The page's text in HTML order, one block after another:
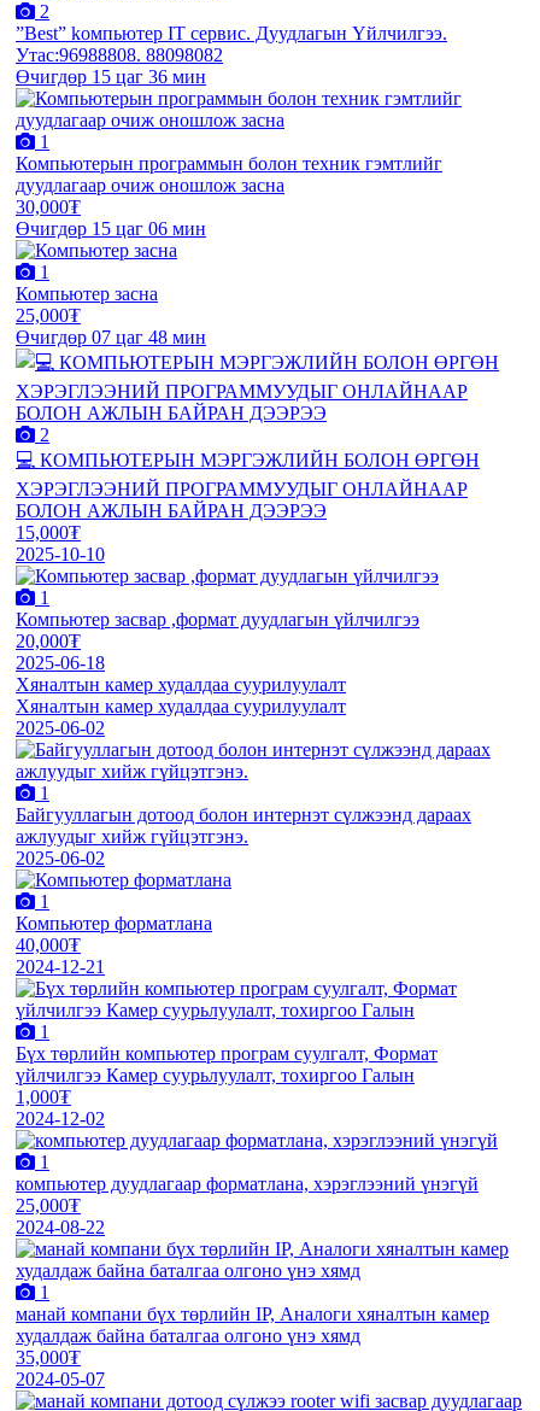
2
”Best” kомпьютер IT сервис. Дуудлагын Үйлчилгээ.
Утас:96988808. 88098082
Өчигдөр 15 цаг 36 мин
1
Компьютерын программын болон техник гэмтлийг
дуудлагаар очиж оношлож засна
30,000₮
Өчигдөр 15 цаг 06 мин
1
Компьютер засна
25,000₮
Өчигдөр 07 цаг 48 мин
2
💻 КОМПЬЮТЕРЫН МЭРГЭЖЛИЙН БОЛОН ӨРГӨН
ХЭРЭГЛЭЭНИЙ ПРОГРАММУУДЫГ ОНЛАЙНААР
БОЛОН АЖЛЫН БАЙРАН ДЭЭРЭЭ
15,000₮
2025-10-10
1
Компьютер засвар ,формат дуудлагын үйлчилгээ
20,000₮
2025-06-18
Хяналтын камер худалдаа суурилуулалт
Хяналтын камер худалдаа суурилуулалт
2025-06-02
1
Байгууллагын дотоод болон интернэт сүлжээнд дараах
ажлуудыг хийж гүйцэтгэнэ.
2025-06-02
1
Компьютер форматлана
40,000₮
2024-12-21
1
Бүх төрлийн компьютер програм суулгалт, Формат
үйлчилгээ Камер суурьлуулалт, тохиргоо Галын
1,000₮
2024-12-02
1
компьютер дуудлагаар форматлана, хэрэглээний үнэгүй
25,000₮
2024-08-22
1
манай компани бүх төрлийн IP, Аналоги хяналтын камер
худалдаж байна баталгаа олгоно үнэ хямд
35,000₮
2024-05-07